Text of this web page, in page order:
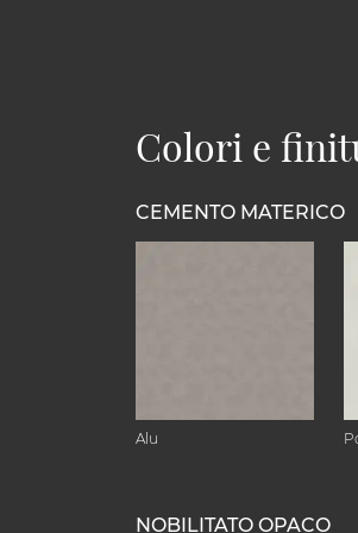
Colori e
CEMENTO MATERICO
Alu
NOBILITATO OPACO